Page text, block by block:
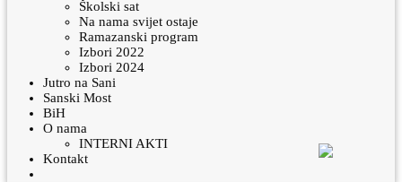
Školski sat
Na nama svijet ostaje
Ramazanski program
Izbori 2022
Izbori 2024
Jutro na Sani
Sanski Most
BiH
O nama
INTERNI AKTI
Kontakt